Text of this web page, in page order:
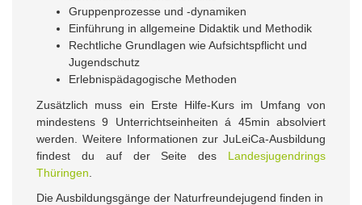
Gruppenprozesse und -dynamiken
Einführung in allgemeine Didaktik und Methodik
Rechtliche Grundlagen wie Aufsichtspflicht und
Jugendschutz
Erlebnispädagogische Methoden
Zusätzlich muss ein Erste Hilfe-Kurs im Umfang von
mindestens 9 Unterrichtseinheiten á 45min absolviert
werden. Weitere Informationen zur JuLeiCa-Ausbildung
findest du auf der Seite des Landesjugendrings
Thüringen
Die Ausbildungsgänge der Naturfreundejugend finden in